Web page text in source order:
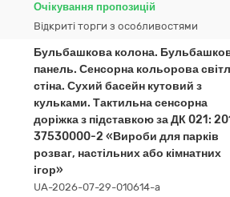
Очікування пропозицій
Відкриті торги з особливостями
Бульбашкова колона.
панель. Сенсорна кольорова
стіна. Сухий басейн кутовий з
кульками. Тактильна сенсорна
доріжка з підставкою за ДК 021:
37530000-2 «Вироби для парків
розваг, настільних або кімнатних
ігор»
UA-2026-07-29-010614-a